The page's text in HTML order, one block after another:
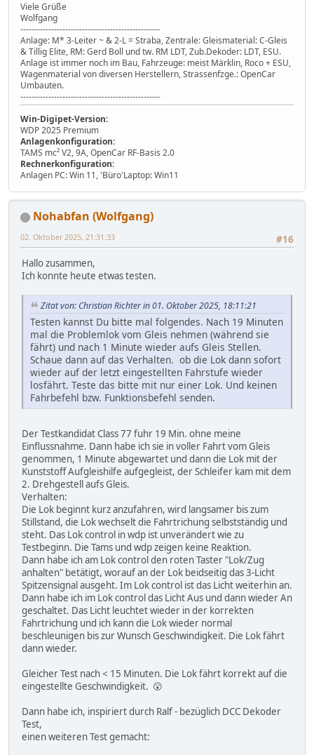
Viele Grüße
Wolfgang
--------------------------------------------------
Anlage: M* 3-Leiter ~ & 2-L = Straba, Zentrale: Gleismaterial: C-Gleis
& Tillig Elite, RM: Gerd Boll und tw. RM LDT, Zub.Dekoder: LDT, ESU.
Anlage ist immer noch im Bau, Fahrzeuge: meist Märklin, Roco + ESU,
Wagenmaterial von diversen Herstellern, Strassenfzge.: OpenCar
Umbauten.
--------------------------------------------------
Win-Digipet-Version:
WDP 2025 Premium
Anlagenkonfiguration:
TAMS mc² V2, 9A, OpenCar RF-Basis 2.0
Rechnerkonfiguration:
Anlagen PC: Win 11, 'Büro'Laptop: Win11
Nohabfan (Wolfgang)
#16
02. Oktober 2025, 21:31:33
Hallo zusammen,
Ich konnte heute etwas testen.
Zitat von: Christian Richter in 01. Oktober 2025, 18:11:21
Testen kannst Du bitte mal folgendes. Nach 19 Minuten
mal die Problemlok vom Gleis nehmen (während sie
fährt) und nach 1 Minute wieder aufs Gleis Stellen.
Schaue dann auf das Verhalten. ob die Lok dann sofort
wieder auf der letzt eingestellten Fahrstufe wieder
losfährt. Teste das bitte mit nur einer Lok. Und keinen
Fahrbefehl bzw. Funktionsbefehl senden.
Der Testkandidat Class 77 fuhr 19 Min. ohne meine
Einflussnahme. Dann habe ich sie in voller Fahrt vom Gleis
genommen, 1 Minute abgewartet und dann die Lok mit der
Kunststoff Aufgleishilfe aufgegleist, der Schleifer kam mit dem
2. Drehgestell aufs Gleis.
Verhalten:
Die Lok beginnt kurz anzufahren, wird langsamer bis zum
Stillstand, die Lok wechselt die Fahrtrichung selbstständig und
steht. Das Lok control in wdp ist unverändert wie zu
Testbeginn. Die Tams und wdp zeigen keine Reaktion.
Dann habe ich am Lok control den roten Taster "Lok/Zug
anhalten" betätigt, worauf an der Lok beidseitig das 3-Licht
Spitzensignal ausgeht. Im Lok control ist das Licht weiterhin an.
Dann habe ich im Lok control das Licht Aus und dann wieder An
geschaltet. Das Licht leuchtet wieder in der korrekten
Fahrtrichung und ich kann die Lok wieder normal
beschleunigen bis zur Wunsch Geschwindigkeit. Die Lok fährt
dann wieder.
Gleicher Test nach < 15 Minuten. Die Lok fährt korrekt auf die
eingestellte Geschwindigkeit. 😮
Dann habe ich, inspiriert durch Ralf - bezüglich DCC Dekoder
Test,
einen weiteren Test gemacht: